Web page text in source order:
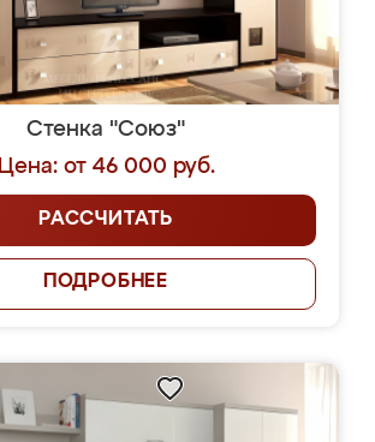
Стенка "Союз"
Цена: от 46 000 руб.
РАССЧИТАТЬ
ПОДРОБНЕЕ